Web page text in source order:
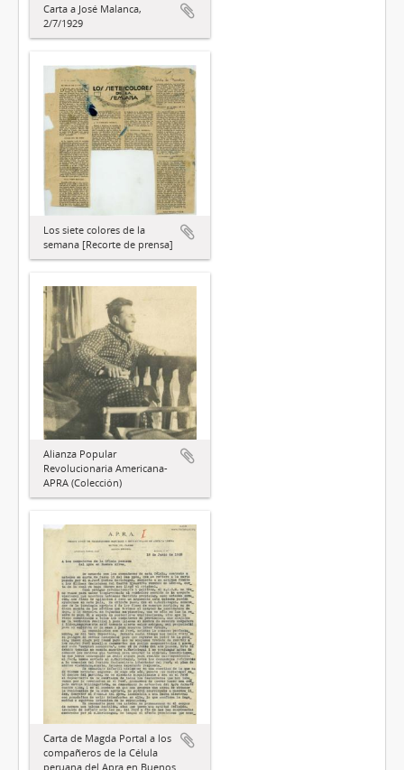
Carta a José Malanca,
2/7/1929
Los siete colores de la
semana [Recorte de prensa]
Alianza Popular
Revolucionaria Americana-
APRA (Colección)
Carta de Magda Portal a los
compañeros de la Célula
peruana del Apra en Buenos